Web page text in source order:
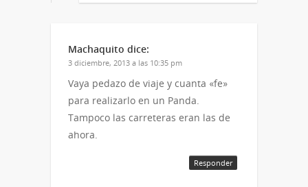
Machaquito dice:
3 diciembre, 2013 a las 10:35 pm
Vaya pedazo de viaje y cuanta «fe»
para realizarlo en un Panda.
Tampoco las carreteras eran las de
ahora.
Responder